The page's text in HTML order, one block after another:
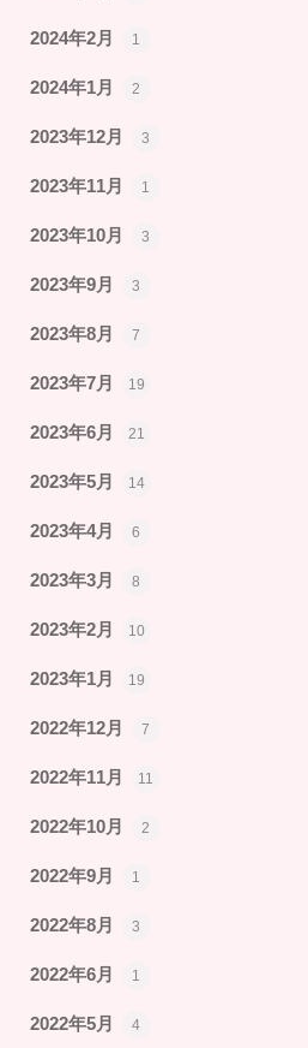
2024年2月 1
2024年1月 2
2023年12月 3
2023年11月 1
2023年10月 3
2023年9月 3
2023年8月 7
2023年7月 19
2023年6月 21
2023年5月 14
2023年4月 6
2023年3月 8
2023年2月 10
2023年1月 19
2022年12月 7
2022年11月 11
2022年10月 2
2022年9月 1
2022年8月 3
2022年6月 1
2022年5月 4